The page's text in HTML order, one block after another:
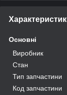
Основні
Виробник
Стан
Тип запчастини
Код запчастини